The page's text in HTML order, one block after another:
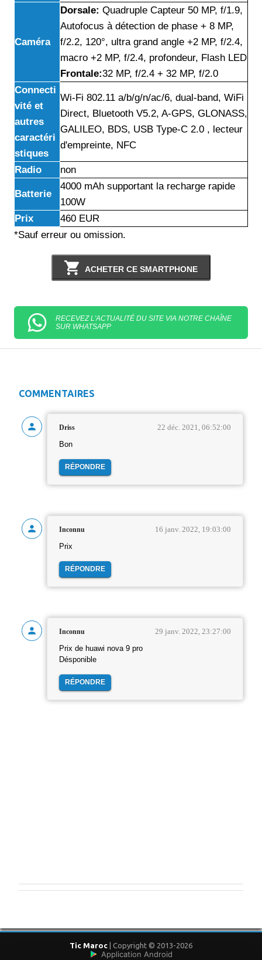
Caméra
Dorsale: Quadruple Capteur 50 MP, f/1.9,
Autofocus à détection de phase + 8 MP,
f/2.2, 120°, ultra grand angle +2 MP, f/2.4,
macro +2 MP, f/2.4, profondeur, Flash LED
Frontale:32 MP, f/2.4 + 32 MP, f/2.0
Connecti
vité et
autres
caractéri
stiques
Wi-Fi 802.11 a/b/g/n/ac/6, dual-band, WiFi
Direct, Bluetooth V5.2, A-GPS, GLONASS,
GALILEO, BDS, USB Type-C 2.0 , lecteur
d'empreinte, NFC
Radio non
Batterie
4000 mAh supportant la recharge rapide
100W
Prix
460 EUR
*Sauf erreur ou omission.
ACHETER CE SMARTPHONE
RECEVEZ L'ACTUALITÉ DU SITE VIA NOTRE CHAÎNE
SUR WHATSAPP
COMMENTAIRES
Driss 22 déc. 2021, 06:52:00
Bon
RÉPONDRE
Inconnu 16 janv. 2022, 19:03:00
Prix
RÉPONDRE
Inconnu 29 janv. 2022, 23:27:00
Prix de huawi nova 9 pro
Désponible
RÉPONDRE
e
Tic Maroc | Copyright © 2013-2026
Application Android